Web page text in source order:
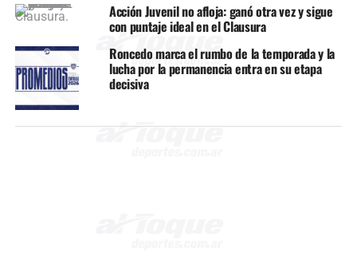
Acción Juvenil no afloja: ganó otra vez y sigue
con puntaje ideal en el Clausura
Roncedo marca el rumbo de la temporada y la
lucha por la permanencia entra en su etapa
decisiva